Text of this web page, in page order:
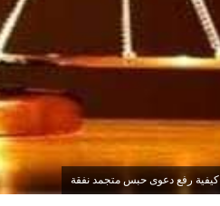
كيفية رفع دعوى حبس متجمد نفقة